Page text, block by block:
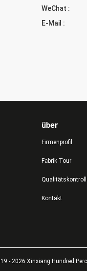
WeChat :
E-Mail :
über
Firmenprofil
Fabrik Tour
Kontakt
- 2026 Xinxiang Hundred